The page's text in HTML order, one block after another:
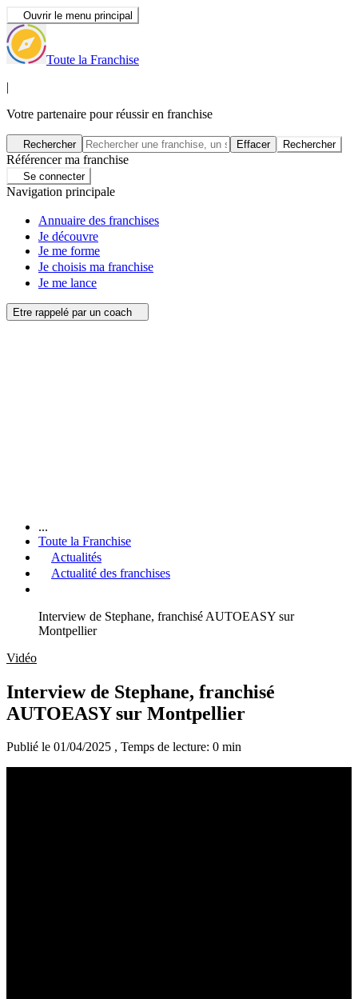
Ouvrir le menu principal
Toute la Franchise
|
Votre partenaire pour réussir en franchise
Rechercher Effacer Rechercher
Référencer ma franchise
Se connecter
Navigation principale
Annuaire des franchises
Je découvre
Je me forme
Je choisis ma franchise
Je me lance
Etre rappelé par un coach
...
Toute la Franchise
Actualités
Actualité des franchises
Interview de Stephane, franchisé AUTOEASY sur
Montpellier
Vidéo
Interview de Stephane, franchisé
AUTOEASY sur Montpellier
Publié le 01/04/2025 , Temps de lecture: 0 min